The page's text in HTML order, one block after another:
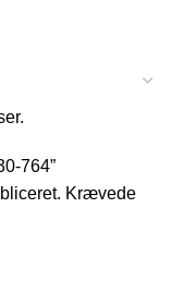
764”
Krævede